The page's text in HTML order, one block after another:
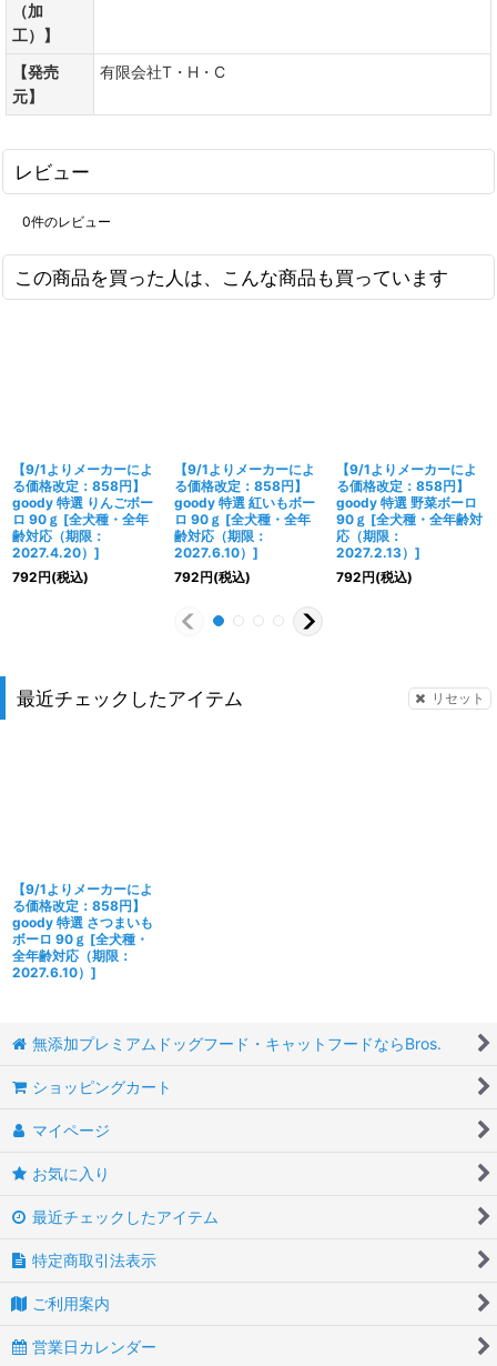
（加
工）】
【発売
元】
有限会社T・H・C
レビュー
0件のレビュー
この商品を買った人は、こんな商品も買っています
【9/1よりメーカーによ
る価格改定：858円】
goody 特選 りんごボー
ロ 90ｇ [全犬種・全年
齢対応（期限：
2027.4.20） ]
792円(税込)
【9/1よりメーカーによ
る価格改定：858円】
goody 特選 紅いもボー
ロ 90ｇ [全犬種・全年
齢対応（期限：
2027.6.10） ]
792円(税込)
【9/1よりメーカーによ
る価格改定：858円】
goody 特選 野菜ボーロ
90ｇ [全犬種・全年齢対
応（期限：
2027.2.13） ]
792円(税込)
最近チェックしたアイテム リセット
【9/1よりメーカーによ
る価格改定：858円】
goody 特選 さつまいも
ボーロ 90ｇ [全犬種・
全年齢対応（期限：
2027.6.10） ]
無添加プレミアムドッグフード・キャットフードならBros.
ショッピングカート
マイページ
お気に入り
最近チェックしたアイテム
特定商取引法表示
ご利用案内
営業日カレンダー